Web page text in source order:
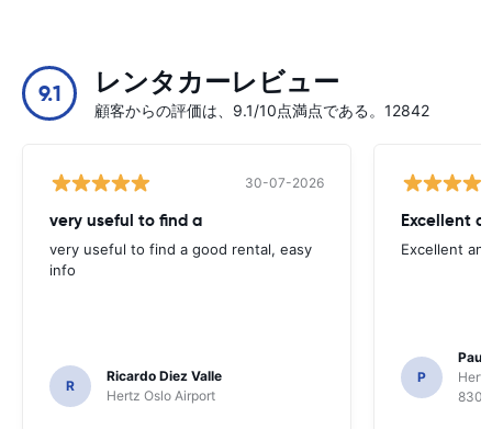
9.1 レンタカーレビュー
顧客からの評価は、9.1/10点満点である。12842
30-07-2026
very useful to find a
very useful to find a good rental, easy
info
R
Ricardo Diez Valle
Hertz Oslo Airport
Excellent
Excellent
P
Paul
8300